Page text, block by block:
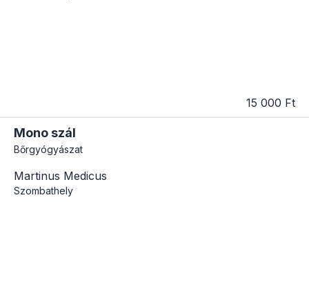
15 000 Ft
Mono szál
Bőrgyógyászat
Martinus Medicus
Szombathely